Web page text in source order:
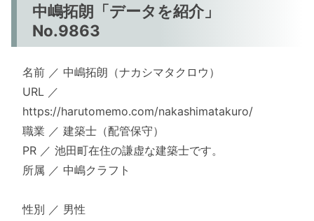
中嶋拓朗「データを紹介」
No.9863
名前 ／ 中嶋拓朗（ナカシマタクロウ）
URL ／
https://harutomemo.com/nakashimatakuro/
職業 ／ 建築士（配管保守）
PR ／ 池田町在住の謙虚な建築士です。
所属 ／ 中嶋クラフト
性別 ／ 男性